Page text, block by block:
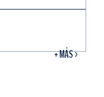
+ MÁS >